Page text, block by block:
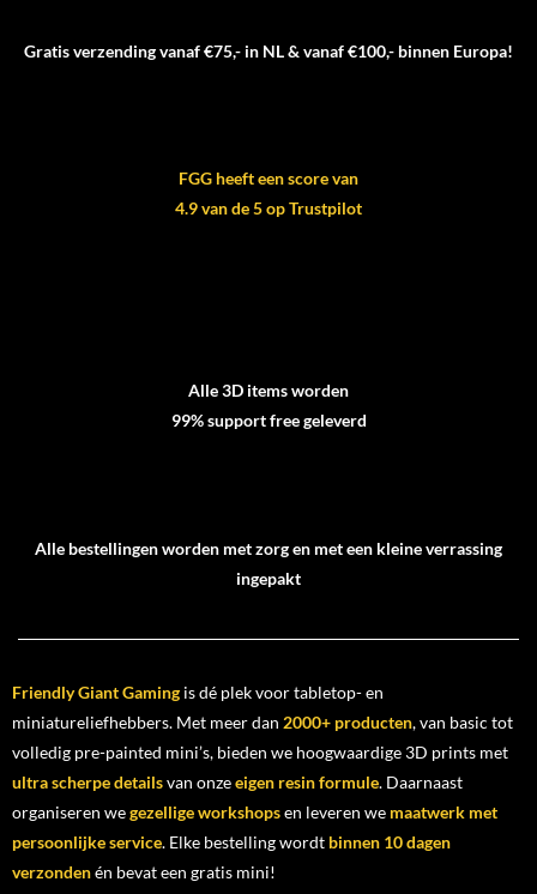
Gratis verzending vanaf €75,- in NL & vanaf €100,- binnen Europa!
FGG heeft een score van
4.9 van de 5 op Trustpilot
Alle 3D items worden
99% support free geleverd
Alle bestellingen worden met zorg en met een kleine verrassing
ingepakt
Friendly Giant Gamingis dé plek voor tabletop- en
miniatureliefhebbers. Met meer dan 2000+ producten, van basic tot
volledig pre-painted mini’s, bieden we hoogwaardige 3D prints met
ultra scherpe detailsvan onzeeigen resin formule. Daarnaast
organiseren wegezellige workshopsen leveren we maatwerk met
persoonlijke service. Elke bestelling wordt binnen 10 dagen
verzondenén bevat een gratis mini!